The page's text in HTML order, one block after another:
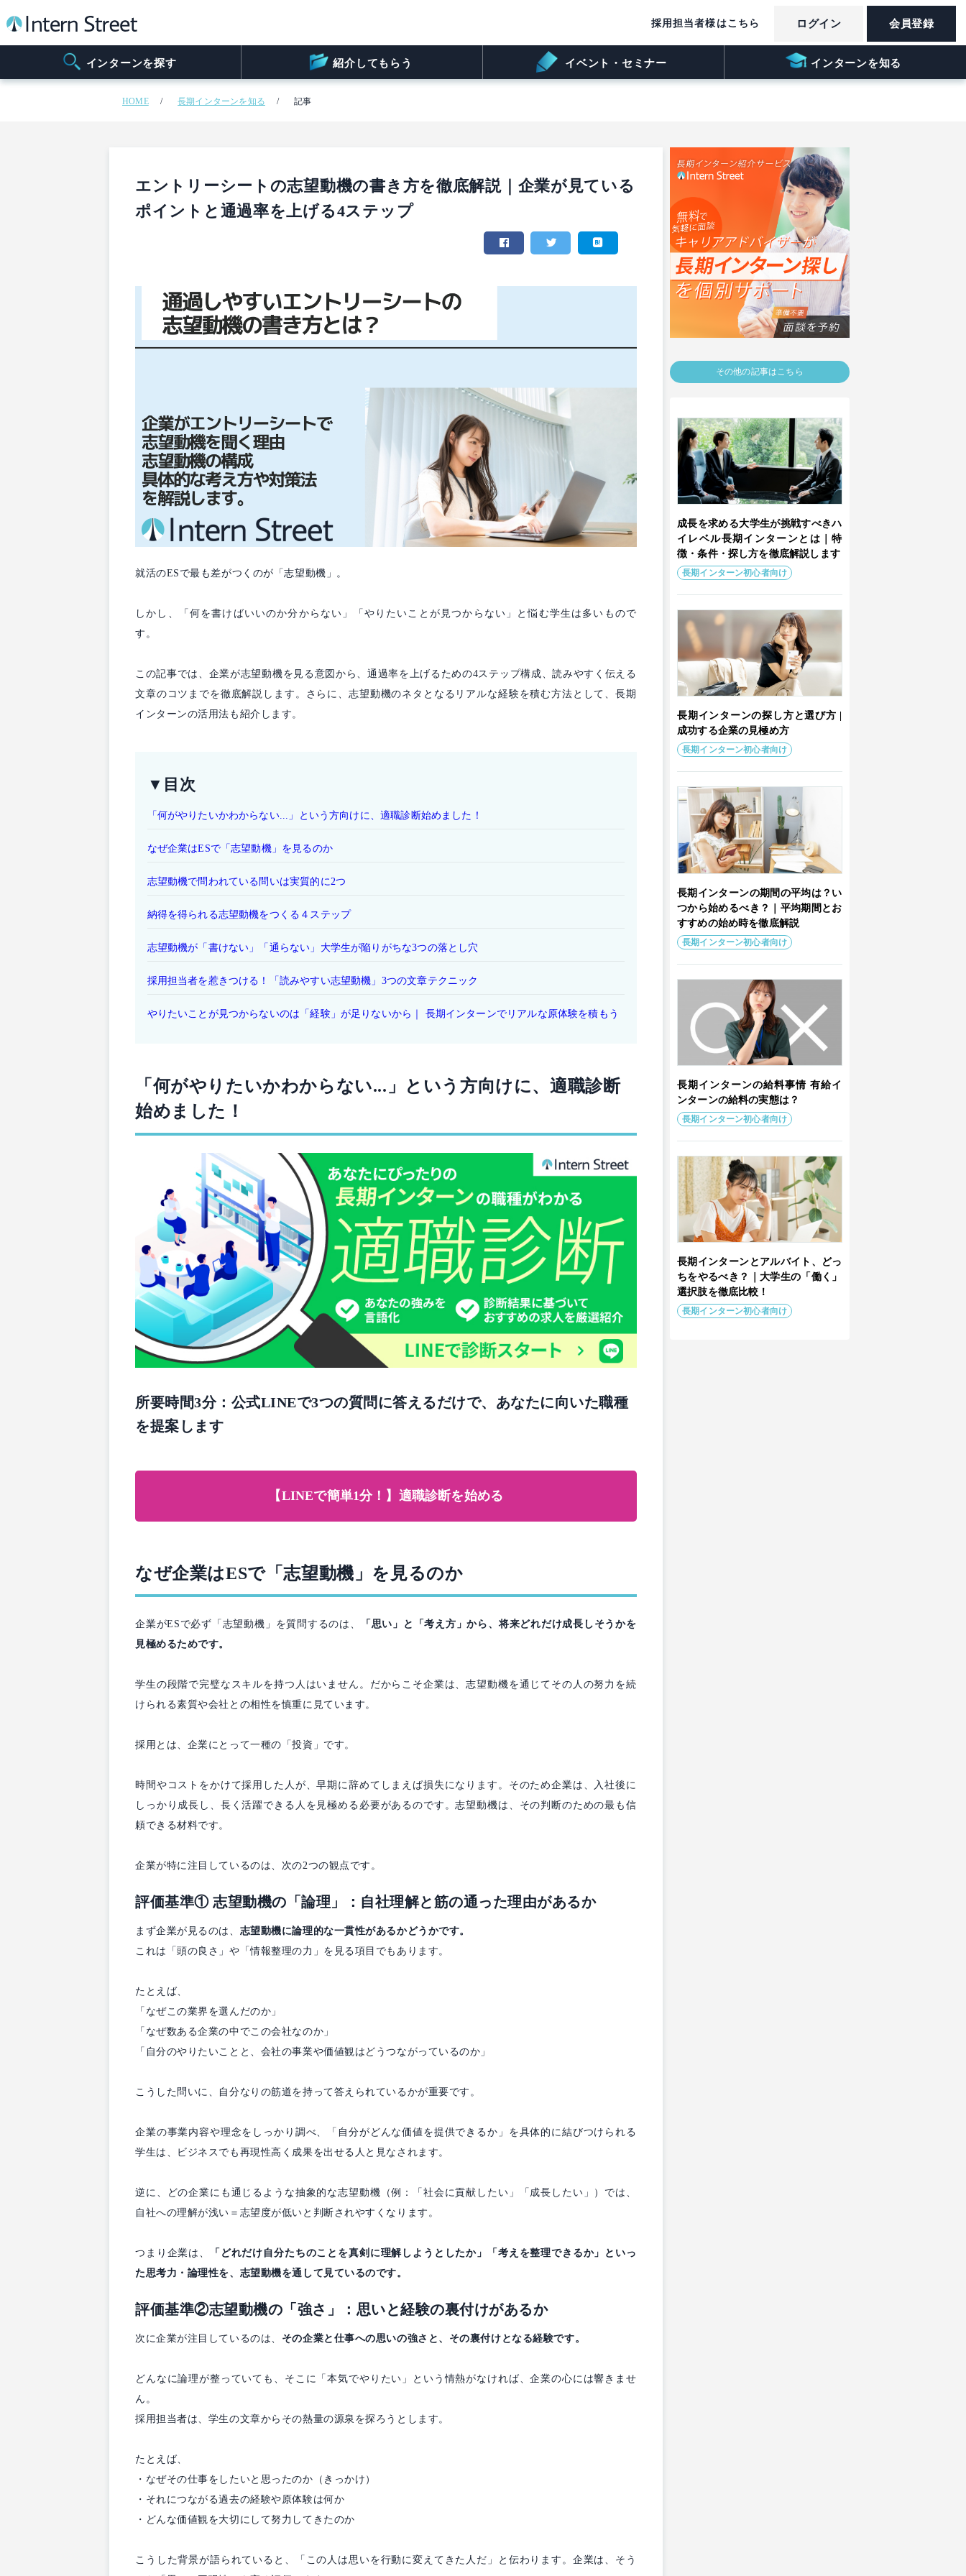
インターンを探す 紹介してもらう イベント・セミナー インターンを知る
採用担当者様はこちら ログイン 会員登録
HOME 長期インターンを知る 記事
エントリーシートの志望動機の書き方を徹底解説｜企業が見ている
ポイントと通過率を上げる4ステップ
就活のESで最も差がつくのが「志望動機」。
しかし、「何を書けばいいのか分からない」「やりたいことが見つからない」と悩む学生は多いもので
す。
この記事では、企業が志望動機を見る意図から、通過率を上げるための4ステップ構成、読みやすく伝える
文章のコツまでを徹底解説します。さらに、志望動機のネタとなるリアルな経験を積む方法として、長期
インターンの活用法も紹介します。
▼目次
「何がやりたいかわからない...」という方向けに、適職診断始めました！
なぜ企業はESで「志望動機」を見るのか
志望動機で問われている問いは実質的に2つ
納得を得られる志望動機をつくる４ステップ
志望動機が「書けない」「通らない」大学生が陥りがちな3つの落とし穴
採用担当者を惹きつける！「読みやすい志望動機」3つの文章テクニック
やりたいことが見つからないのは「経験」が足りないから｜ 長期インターンでリアルな原体験を積もう
「何がやりたいかわからない...」という方向けに、適職診断
始めました！
所要時間3分：公式LINEで3つの質問に答えるだけで、あなたに向いた職種
を提案します
【LINEで簡単1分！】適職診断を始める
なぜ企業はESで「志望動機」を見るのか
企業がESで必ず「志望動機」を質問するのは、
「思い」と「考え方」から、将来どれだけ成長しそうかを
見極めるためです。
学生の段階で完璧なスキルを持つ人はいません。だからこそ企業は、志望動機を通じてその人の努力を続
けられる素質や会社との相性を慎重に見ています。
採用とは、企業にとって一種の「投資」です。
時間やコストをかけて採用した人が、早期に辞めてしまえば損失になります。そのため企業は、入社後に
しっかり成長し、長く活躍できる人を見極める必要があるのです。志望動機は、その判断のための最も信
頼できる材料です。
企業が特に注目しているのは、次の2つの観点です。
評価基準① 志望動機の「論理」：自社理解と筋の通った理由があるか
まず企業が見るのは、 志望動機に論理的な一貫性があるかどうかです。
これは「頭の良さ」や「情報整理の力」を見る項目でもあります。
たとえば、
「なぜこの業界を選んだのか」
「なぜ数ある企業の中でこの会社なのか」
「自分のやりたいことと、会社の事業や価値観はどうつながっているのか」
こうした問いに、自分なりの筋道を持って答えられているかが重要です。
企業の事業内容や理念をしっかり調べ、「自分がどんな価値を提供できるか」を具体的に結びつけられる
学生は、ビジネスでも再現性高く成果を出せる人と見なされます。
逆に、どの企業にも通じるような抽象的な志望動機（例：「社会に貢献したい」「成長したい」）では、
自社への理解が浅い＝志望度が低いと判断されやすくなります。
つまり企業は、
「どれだけ自分たちのことを真剣に理解しようとしたか」「考えを整理できるか」といっ
た思考力・論理性を、志望動機を通して見ているのです。
評価基準②志望動機の「強さ」：思いと経験の裏付けがあるか
次に企業が注目しているのは、 その企業と仕事への思いの強さと、その裏付けとなる経験です。
どんなに論理が整っていても、そこに「本気でやりたい」という情熱がなければ、企業の心には響きませ
ん。
採用担当者は、学生の文章からその熱量の源泉を探ろうとします。
たとえば、
・なぜその仕事をしたいと思ったのか（きっかけ）
・それにつながる過去の経験や原体験は何か
・どんな価値観を大切にして努力してきたのか
こうした背景が語られていると、「この人は思いを行動に変えてきた人だ」と伝わります。企業は、そう
その他の記事はこちら
成長を求める大学生が挑戦すべきハ
イレベル長期インターンとは｜特
徴・条件・探し方を徹底解説します
長期インターン初心者向け
長期インターンの探し方と選び方 |
成功する企業の見極め方
長期インターン初心者向け
長期インターンの期間の平均は？い
つから始めるべき？｜平均期間とお
すすめの始め時を徹底解説
長期インターン初心者向け
長期インターンの給料事情 有給イ
ンターンの給料の実態は？
長期インターン初心者向け
長期インターンとアルバイト、どっ
ちをやるべき？｜大学生の「働く」
選択肢を徹底比較！
長期インターン初心者向け